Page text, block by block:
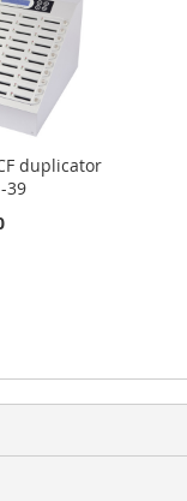
duplicator
39